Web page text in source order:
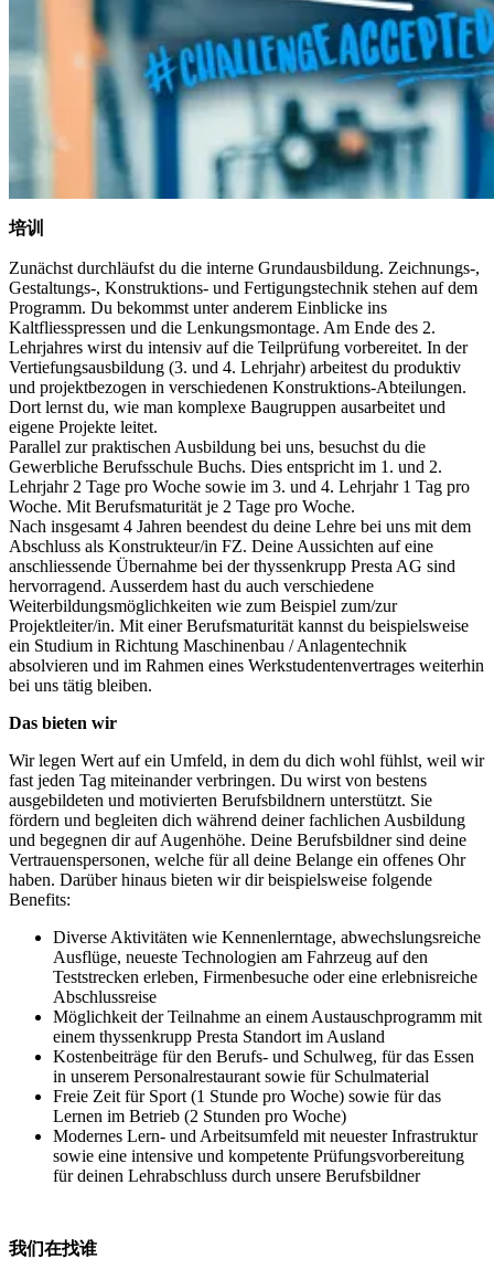
培训
Zunächst durchläufst du die interne Grundausbildung. Zeichnungs-,
Gestaltungs-, Konstruktions- und Fertigungstechnik stehen auf dem
Programm. Du bekommst unter anderem Einblicke ins
Kaltfliesspressen und die Lenkungsmontage. Am Ende des 2.
Lehrjahres wirst du intensiv auf die Teilprüfung vorbereitet. In der
Vertiefungsausbildung (3. und 4. Lehrjahr) arbeitest du produktiv
und projektbezogen in verschiedenen Konstruktions-Abteilungen.
Dort lernst du, wie man komplexe Baugruppen ausarbeitet und
eigene Projekte leitet.
Parallel zur praktischen Ausbildung bei uns, besuchst du die
Gewerbliche Berufsschule Buchs. Dies entspricht im 1. und 2.
Lehrjahr 2 Tage pro Woche sowie im 3. und 4. Lehrjahr 1 Tag pro
Woche. Mit Berufsmaturität je 2 Tage pro Woche.
Nach insgesamt 4 Jahren beendest du deine Lehre bei uns mit dem
Abschluss als Konstrukteur/in FZ. Deine Aussichten auf eine
anschliessende Übernahme bei der thyssenkrupp Presta AG sind
hervorragend. Ausserdem hast du auch verschiedene
Weiterbildungsmöglichkeiten wie zum Beispiel zum/zur
Projektleiter/in. Mit einer Berufsmaturität kannst du beispielsweise
ein Studium in Richtung Maschinenbau / Anlagentechnik
absolvieren und im Rahmen eines Werkstudentenvertrages weiterhin
bei uns tätig bleiben.
Das bieten wir
Wir legen Wert auf ein Umfeld, in dem du dich wohl fühlst, weil wir
fast jeden Tag miteinander verbringen. Du wirst von bestens
ausgebildeten und motivierten Berufsbildnern unterstützt. Sie
fördern und begleiten dich während deiner fachlichen Ausbildung
und begegnen dir auf Augenhöhe. Deine Berufsbildner sind deine
Vertrauenspersonen, welche für all deine Belange ein offenes Ohr
haben. Darüber hinaus bieten wir dir beispielsweise folgende
Benefits:
Diverse Aktivitäten wie Kennenlerntage, abwechslungsreiche
Ausflüge, neueste Technologien am Fahrzeug auf den
Teststrecken erleben, Firmenbesuche oder eine erlebnisreiche
Abschlussreise
Möglichkeit der Teilnahme an einem Austauschprogramm mit
einem thyssenkrupp Presta Standort im Ausland
Kostenbeiträge für den Berufs- und Schulweg, für das Essen
in unserem Personalrestaurant sowie für Schulmaterial
Freie Zeit für Sport (1 Stunde pro Woche) sowie für das
Lernen im Betrieb (2 Stunden pro Woche)
Modernes Lern- und Arbeitsumfeld mit neuester Infrastruktur
sowie eine intensive und kompetente Prüfungsvorbereitung
für deinen Lehrabschluss durch unsere Berufsbildner
我们在找谁